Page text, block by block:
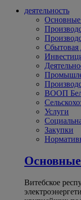
деятельность
Основные
Сбытовая
ВООП
Услуги
Закупки
Основные
Витебское